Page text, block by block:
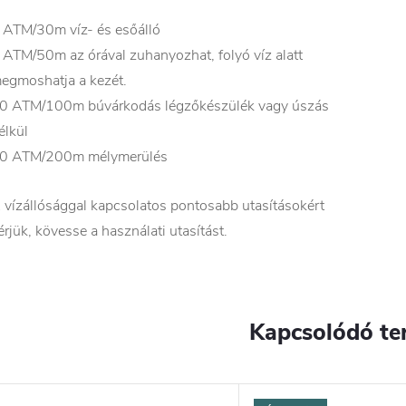
30m víz- és esőálló
50m az órával zuhanyozhat, folyó víz alatt
a kezét.
ATM/100m búvárkodás légzőkészülék vagy úszás
ATM/200m mélymerülés
vízállósággal kapcsolatos pontosabb utasításokért
kövesse a használati utasítást.
Kapcsolódó